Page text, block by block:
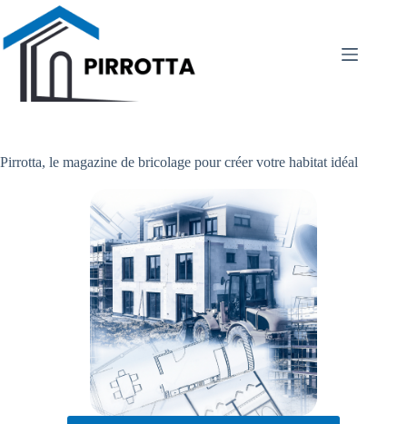
contenu
Pirrotta, le magazine de bricolage pour créer votre habitat idéal